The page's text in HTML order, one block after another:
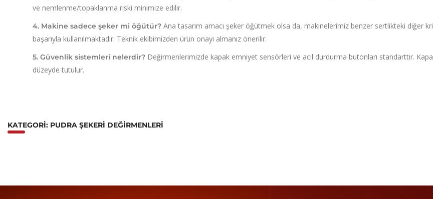
ve nemlenme/topaklanma riski minimize edilir.
4. Makine sadece şeker mi öğütür? Ana tasarım amacı şeker öğütmek olsa da, makinelerimiz benzer sertlikteki diğer
başarıyla kullanılmaktadır. Teknik ekibimizden ürün onayı almanız önerilir.
5. Güvenlik sistemleri nelerdir? Değirmenlerimizde kapak emniyet sensörleri ve acil durdurma butonları standarttır.
düzeyde tutulur.
KATEGORI: PUDRA ŞEKERI DEĞIRMENLERI